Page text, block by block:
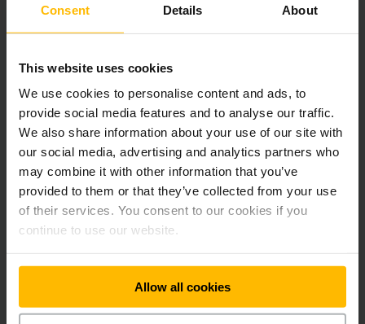
Consent Details About
This website uses cookies
We use cookies to personalise content and ads, to
provide social media features and to analyse our traffic.
We also share information about your use of our site with
our social media, advertising and analytics partners who
may combine it with other information that you’ve
provided to them or that they’ve collected from your use
of their services. You consent to our cookies if you
continue to use our website.
Allow all cookies
dass die Ameise GmbH ihren
Firmensitz am 8. November
Oberentfelden verlegte.
1962
Gründung
in Vevey (Vaud) für die
Westschweiz
1960
Unter dem Namen „Ameise
GmbH“ mit Sitz in Aarau
schweizerische
Tochtergesellschaft
gegründet. Der
diesbezügliche Eintrag ins